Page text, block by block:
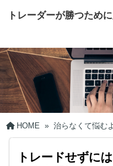
トレーダーが勝つため
HOME » 治らなくて悩む
トレードせずに